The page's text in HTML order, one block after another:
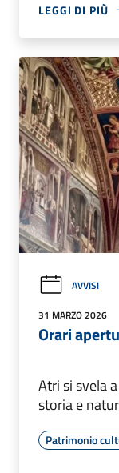
LEGGI DI PIÙ
AVVISI
31 MARZO 2026
Orari
Atri si svela
storia e
Patrimonio